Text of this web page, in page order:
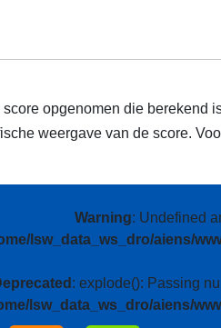
score opgenomen die
weergave van de score.
Warning: Undefined
lsw_data_ws_dro/aiens/
: explode(): Passing
lsw_data_ws_dro/aiens/